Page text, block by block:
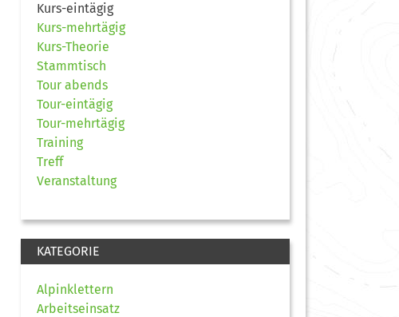
Kurs-eintägig
Kurs-mehrtägig
Kurs-Theorie
Stammtisch
Tour abends
Tour-eintägig
Tour-mehrtägig
Training
Treff
Veranstaltung
KATEGORIE
Alpinklettern
Arbeitseinsatz